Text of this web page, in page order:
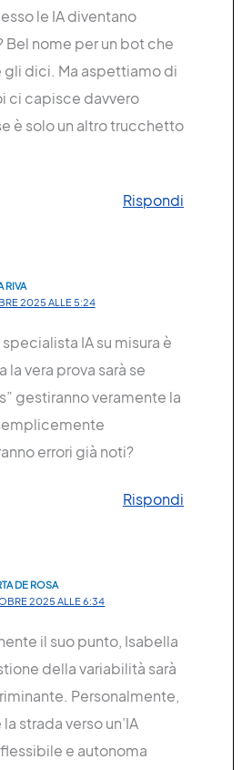
le IA diventano
Bel nome per un bot che
gli dici. Ma aspettiamo di
ci capisce davvero
è solo un altro trucchetto
Rispondi
RIVA
2025 ALLE 5:24
specialista IA su misura è
la vera prova sarà se
gestiranno veramente la
errori già noti?
Rispondi
DE ROSA
2025 ALLE 6:34
il suo punto, Isabella
della variabilità sarà
Personalmente,
strada verso un’IA
e autonoma